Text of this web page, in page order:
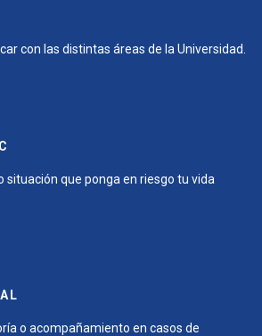
con las distintas áreas de la Universidad.
situación que ponga en riesgo tu vida
o acompañamiento en casos de